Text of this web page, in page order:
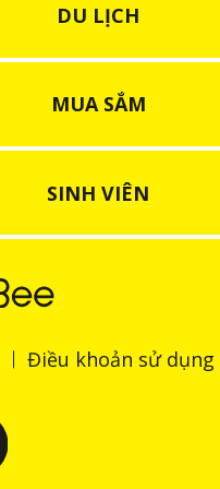
DU LỊCH
MUA SẮM
SINH VIÊN
Điều khoản sử dụng